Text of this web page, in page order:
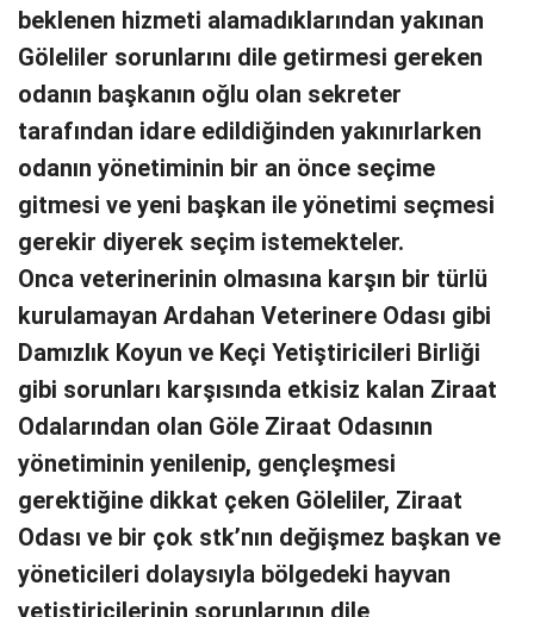
beklenen hizmeti alamadıklarından yakınan
Göleliler sorunlarını dile getirmesi gereken
odanın başkanın oğlu olan sekreter
tarafından idare edildiğinden yakınırlarken
odanın yönetiminin bir an önce seçime
gitmesi ve yeni başkan ile yönetimi seçmesi
gerekir diyerek seçim istemekteler.
Onca veterinerinin olmasına karşın bir türlü
kurulamayan Ardahan Veterinere Odası gibi
Damızlık Koyun ve Keçi Yetiştiricileri Birliği
gibi sorunları karşısında etkisiz kalan Ziraat
Odalarından olan Göle Ziraat Odasının
yönetiminin yenilenip, gençleşmesi
gerektiğine dikkat çeken Göleliler, Ziraat
Odası ve bir çok stk’nın değişmez başkan ve
yöneticileri dolaysıyla bölgedeki hayvan